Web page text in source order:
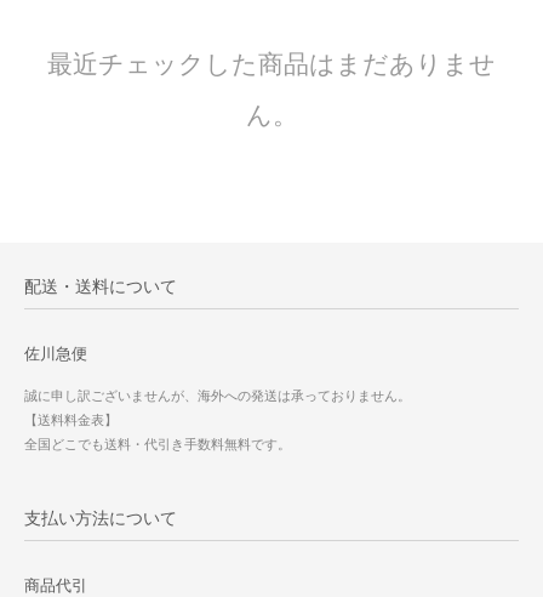
最近チェックした商品はまだありませ
ん。
配送・送料について
佐川急便
誠に申し訳ございませんが、海外への発送は承っておりません。
【送料料金表】
全国どこでも送料・代引き手数料無料です。
支払い方法について
商品代引